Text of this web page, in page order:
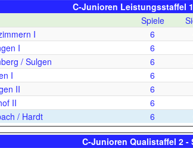
C-Junioren Leistungsstaffel
Spiele
I 6
I 6
/ Sulgen 6
I 6
II 6
II 6
/ Hardt 6
C-Junioren Qualistaffel 2 -